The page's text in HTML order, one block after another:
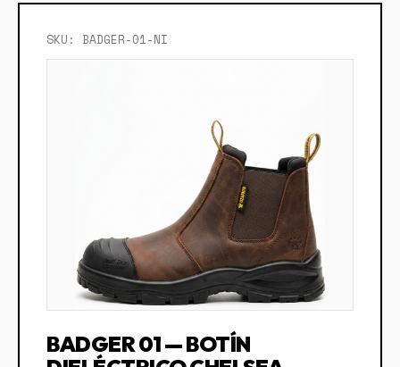
SKU: BADGER-01-NI
BADGER 01 — BOTÍN